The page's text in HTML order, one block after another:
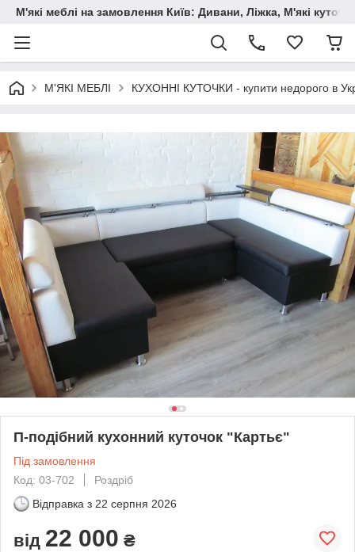
М'які меблі на замовлення Київ: Дивани, Ліжка, М'які
М'ЯКІ МЕБЛІ КУХОННІ КУТОЧКИ - купити недорого в
П-подібний кухонний куточок "Картьє"
Під замовлення
Код: 03-702
Роздріб
Відправка з 22 серпня 2026
від 22 000 ₴